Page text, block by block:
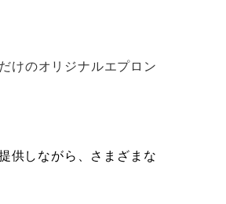
けのオリジナルエプロン
供しながら、さまざまな